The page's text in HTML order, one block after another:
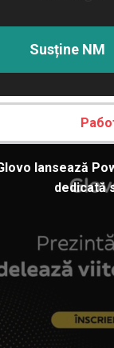
Susține NM
lansează
dedicată